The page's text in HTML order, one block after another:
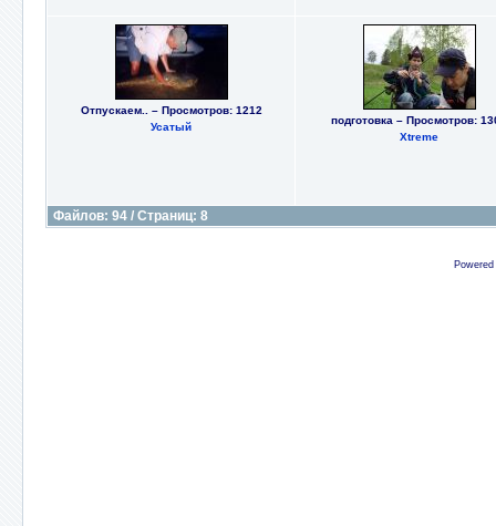
Отпускаем.. – Просмотров: 1212
Усатый
подготовка – Просмотров:
Xtreme
Файлов: 94 / Страниц: 8